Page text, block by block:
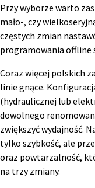
Przy wyborze warto
mało-, czy
częstych zmian
programowania offline
Coraz więcej polskich
linie gnące.
(hydraulicznej lub
dowolnego
zwiększyć wydajność.
tylko szybkość, ale
oraz powtarzalność,
na trzy zmiany.